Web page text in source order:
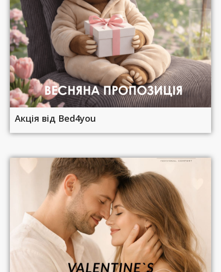
Акція від Bed4you